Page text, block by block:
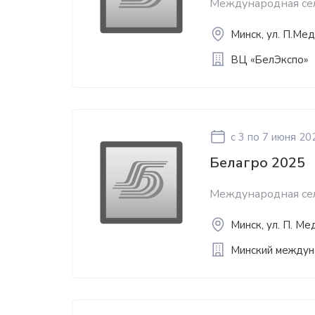
Международная
Минск, ул.
ВЦ «БелЭкспо»
c 3 по 7 июня
Белагро 2025
Международная
Минск, ул. П.
Минский